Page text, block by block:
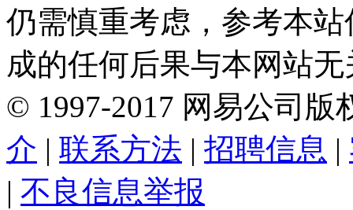
仍需慎重考虑，参考本
成的任何后果与本网站
© 1997-2017 网易公司版
介 | 联系方法 | 招聘信息 |
| 不良信息举报